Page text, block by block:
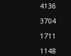
4136
3704
1711
1148